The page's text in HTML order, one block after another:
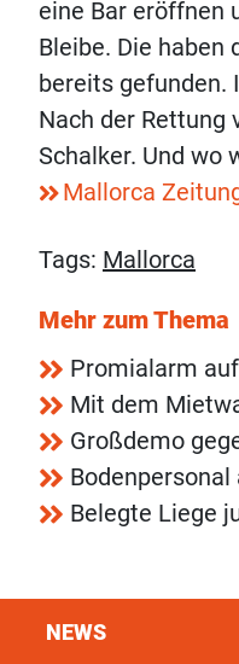
eine Bar eröffnen
Bleibe. Die haben
bereits gefunden.
Nach der Rettung
Schalker. Und wo
Mallorca
Tags: Mallorca
Mehr zum Thema
Promialarm
Mit dem
Großdemo
Belegte Liege
NEWS